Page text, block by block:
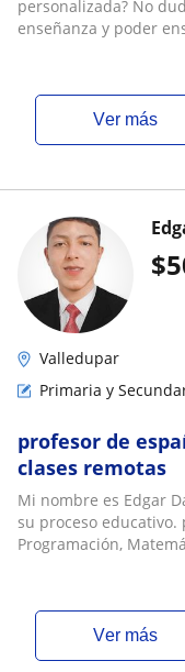
personalizada? No
enseñanza y poder
ver más
$
Valledupar
Primaria y
profesor de
clases remotas
Mi nombre es Edgar
su proceso
Programación,
ver más